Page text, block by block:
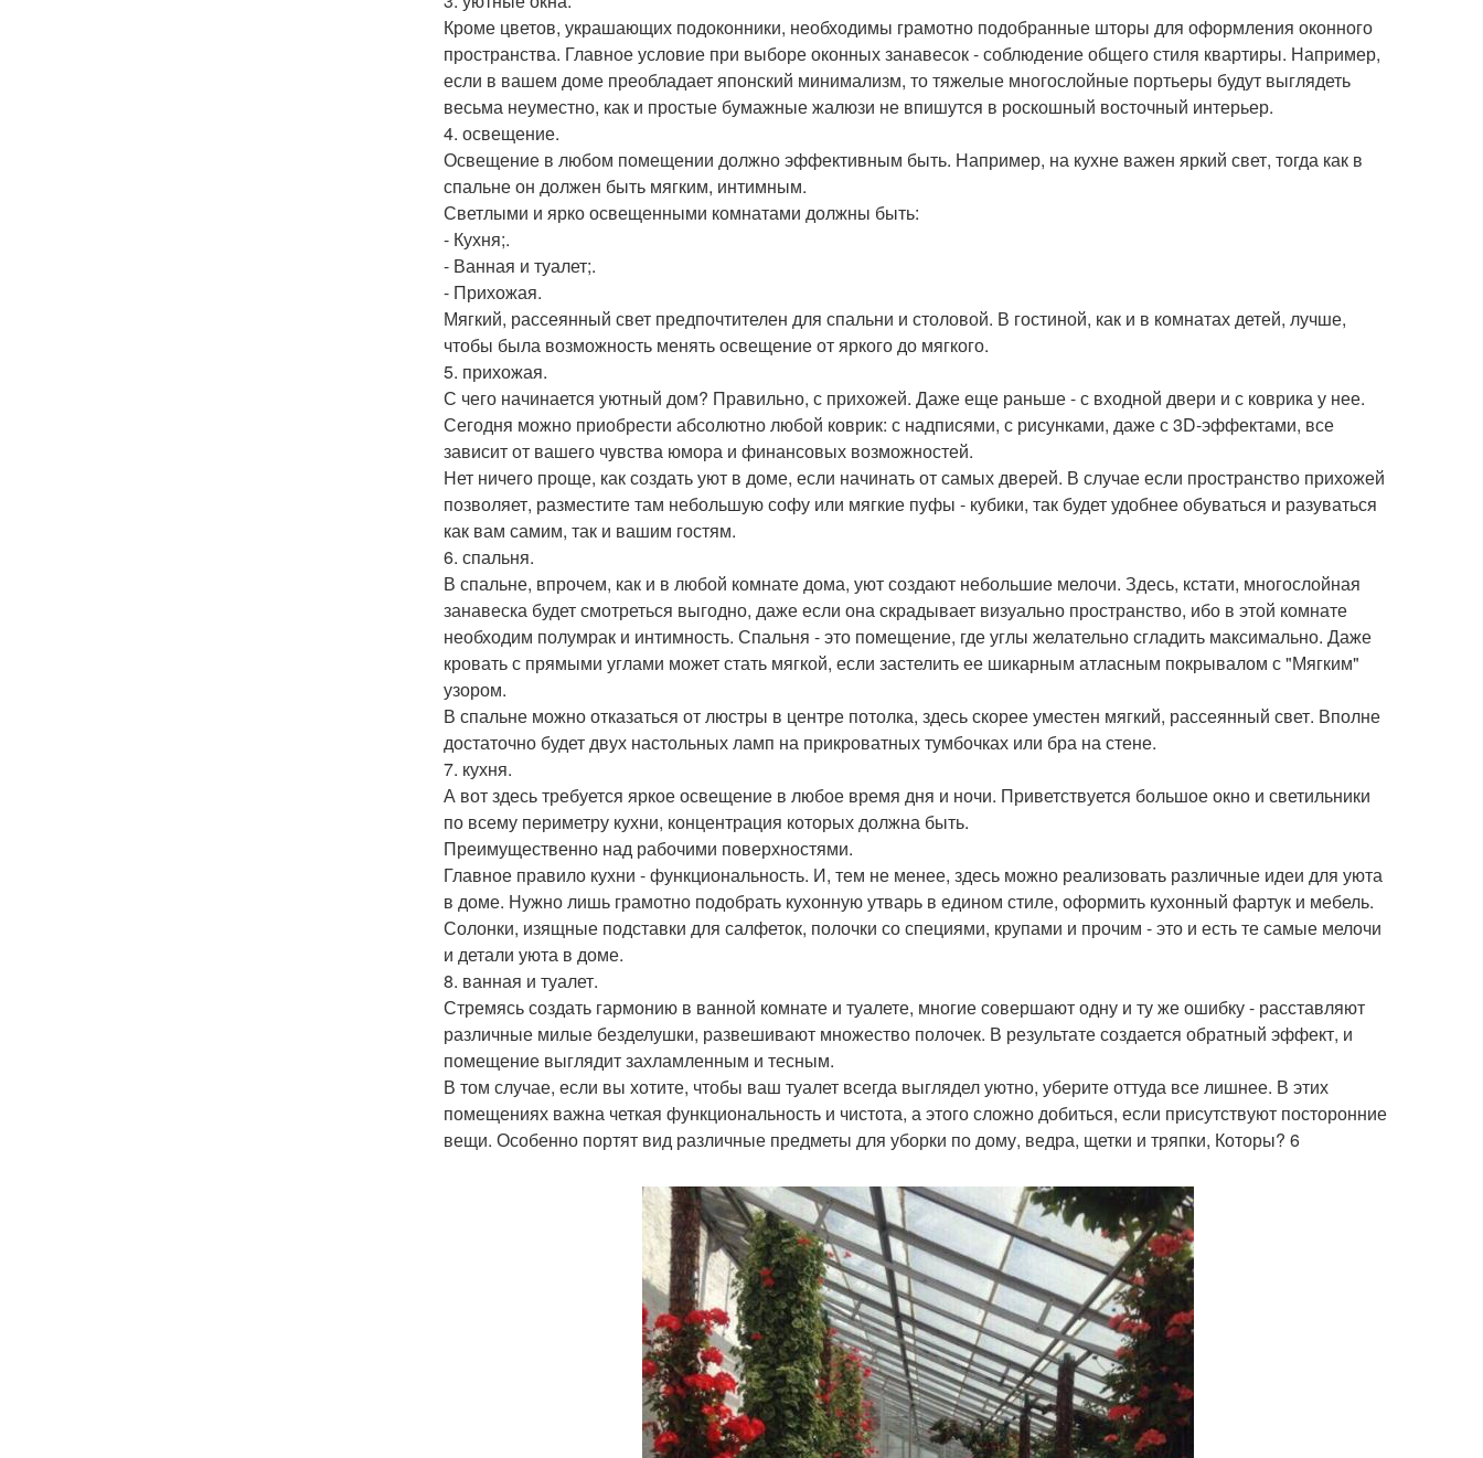
Кроме цветов, украшающих подоконники, необходимы грамотно подобранные шторы для оформления оконного
пространства. Главное условие при выборе оконных занавесок - соблюдение общего стиля квартиры. Например,
если в вашем доме преобладает японский минимализм, то тяжелые многослойные портьеры будут выглядеть
весьма неуместно, как и простые бумажные жалюзи не впишутся в роскошный восточный интерьер.
4. освещение.
Освещение в любом помещении должно эффективным быть. Например, на кухне важен яркий свет, тогда как в
спальне он должен быть мягким, интимным.
Светлыми и ярко освещенными комнатами должны быть:
- Кухня;.
- Ванная и туалет;.
- Прихожая.
Мягкий, рассеянный свет предпочтителен для спальни и столовой. В гостиной, как и в комнатах детей, лучше,
чтобы была возможность менять освещение от яркого до мягкого.
5. прихожая.
С чего начинается уютный дом? Правильно, с прихожей. Даже еще раньше - с входной двери и с коврика у нее.
Сегодня можно приобрести абсолютно любой коврик: с надписями, с рисунками, даже с 3D-эффектами, все
зависит от вашего чувства юмора и финансовых возможностей.
Нет ничего проще, как создать уют в доме, если начинать от самых дверей. В случае если пространство прихожей
позволяет, разместите там небольшую софу или мягкие пуфы - кубики, так будет удобнее обуваться и разуваться
как вам самим, так и вашим гостям.
6. спальня.
В спальне, впрочем, как и в любой комнате дома, уют создают небольшие мелочи. Здесь, кстати, многослойная
занавеска будет смотреться выгодно, даже если она скрадывает визуально пространство, ибо в этой комнате
необходим полумрак и интимность. Спальня - это помещение, где углы желательно сгладить максимально. Даже
кровать с прямыми углами может стать мягкой, если застелить ее шикарным атласным покрывалом с "Мягким"
узором.
В спальне можно отказаться от люстры в центре потолка, здесь скорее уместен мягкий, рассеянный свет. Вполне
достаточно будет двух настольных ламп на прикроватных тумбочках или бра на стене.
7. кухня.
А вот здесь требуется яркое освещение в любое время дня и ночи. Приветствуется большое окно и светильники
по всему периметру кухни, концентрация которых должна быть.
Преимущественно над рабочими поверхностями.
Главное правило кухни - функциональность. И, тем не менее, здесь можно реализовать различные идеи для уюта
в доме. Нужно лишь грамотно подобрать кухонную утварь в едином стиле, оформить кухонный фартук и мебель.
Солонки, изящные подставки для салфеток, полочки со специями, крупами и прочим - это и есть те самые мелочи
и детали уюта в доме.
8. ванная и туалет.
Стремясь создать гармонию в ванной комнате и туалете, многие совершают одну и ту же ошибку - расставляют
различные милые безделушки, развешивают множество полочек. В результате создается обратный эффект, и
помещение выглядит захламленным и тесным.
В том случае, если вы хотите, чтобы ваш туалет всегда выглядел уютно, уберите оттуда все лишнее. В этих
помещениях важна четкая функциональность и чистота, а этого сложно добиться, если присутствуют посторонние
вещи. Особенно портят вид различные предметы для уборки по дому, ведра, щетки и тряпки, Которы? 6